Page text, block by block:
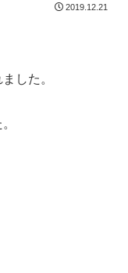
2019.12.21
した。